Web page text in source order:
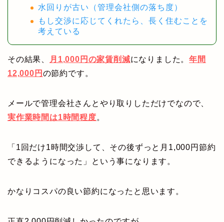
水回りが古い（管理会社側の落ち度）
もし交渉に応じてくれたら、長く住むことを
考えている
その結果、 月 1,000 円の家賃削減になりました。年間
12,000円 の節約です。
メールで管理会社さんとやり取りしただけでなので、
実作業時間は1時間程度。
「1回だけ1時間交渉して、その後ずっと月1,000円節約
できるようになった」という事になります。
かなりコスパの良い節約になったと思います。